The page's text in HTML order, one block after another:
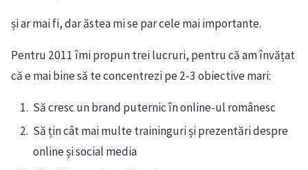
și ar mai fi, dar ăstea mi se par cele mai importante.
Pentru 2011 îmi propun trei lucruri, pentru că am învățat
că e mai bine să te concentrezi pe 2-3 obiective mari:
Să cresc un brand puternic în online-ul românesc
Să țin cât mai multe traininguri și prezentări despre
online și social media